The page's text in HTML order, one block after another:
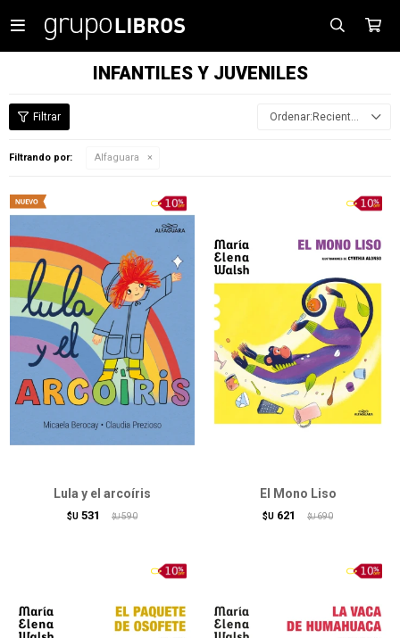

INFANTILES Y JUVENILES
Recientes
Filtrando por: Alfaguara
Lula y el arcoíris
$U 531 $U 590
El Mono Liso
$U 621 $U 690